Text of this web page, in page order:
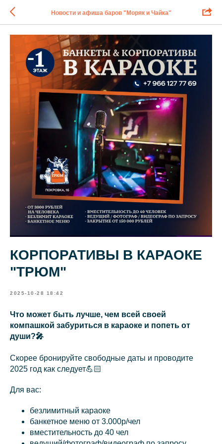
Новости и афиша баров "Моряк и Чайка"
КОРПОРАТИВЫ В КАРАОКЕ
"ТРЮМ"
2025-10-28 18:42
Что может быть лучше, чем всей своей
компашкой забуриться в караоке и попеть от
души?🎤
Скорее бронируйте свободные даты и проводите
2025 год как следует💪🏻
Для вас:
безлимитный караоке
банкетное меню от 3.000р/чел
вместительность до 40 чел